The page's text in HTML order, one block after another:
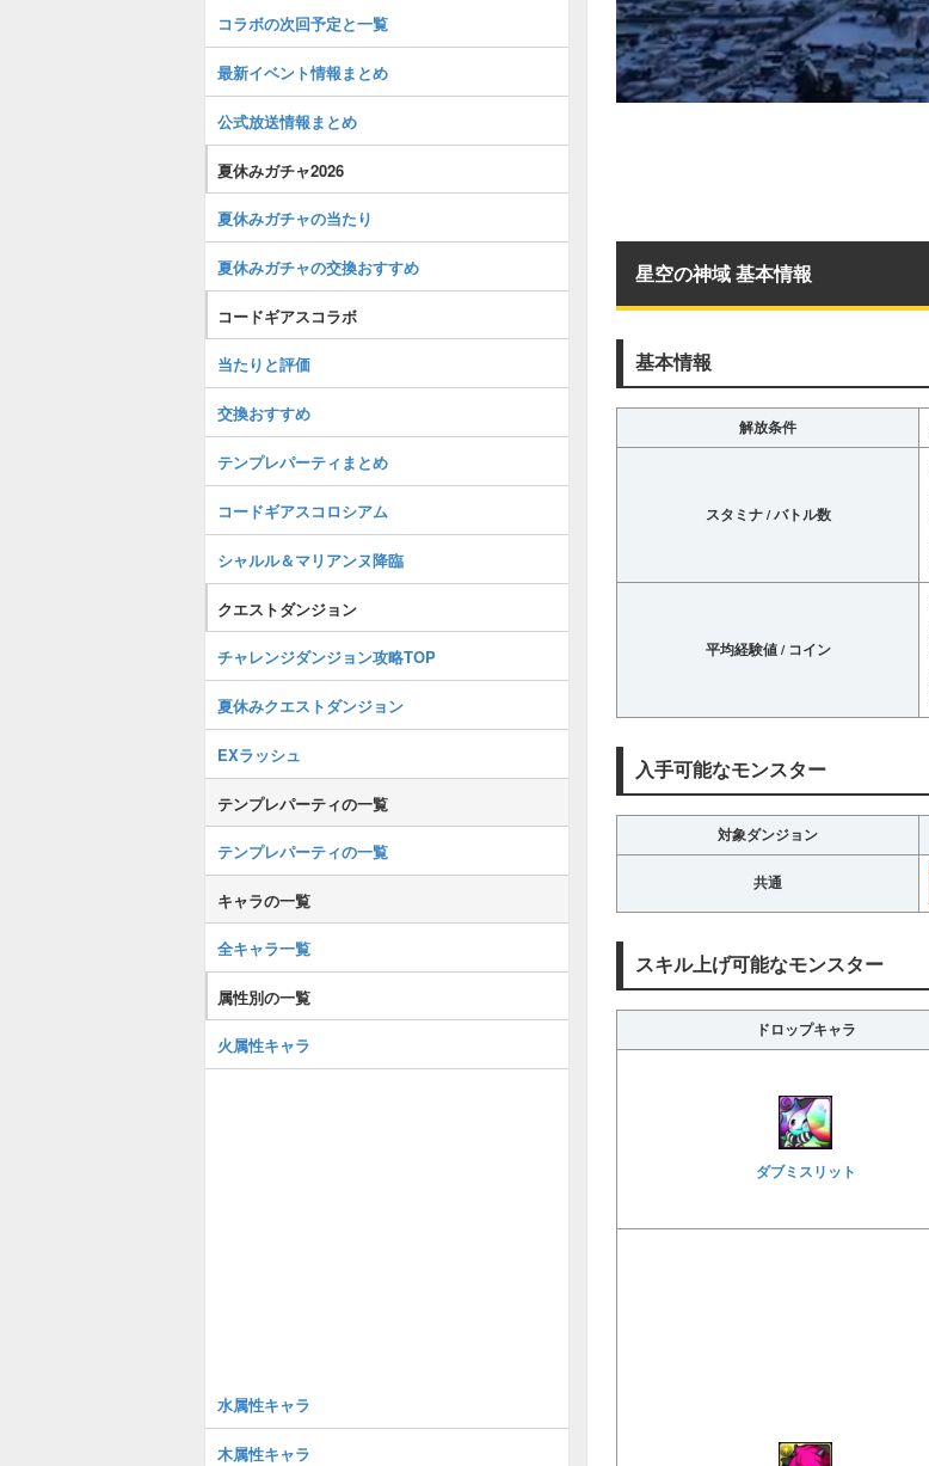
星空の神域 基本情報
基本情報
解放条件
スタミナ / バトル数
平均経験値 / コイン
入手可能なモンスター
対象ダンジョン
共通
スキル上げ可能なモンスター
ドロップキャラ
ダブミスリット
コラボの次回予定と一覧
最新イベント情報まとめ
公式放送情報まとめ
夏休みガチャ2026
夏休みガチャの当たり
夏休みガチャの交換おすすめ
コードギアスコラボ
当たりと評価
交換おすすめ
テンプレパーティまとめ
コードギアスコロシアム
シャルル＆マリアンヌ降臨
クエストダンジョン
チャレンジダンジョン攻略TOP
夏休みクエストダンジョン
EXラッシュ
テンプレパーティの一覧
テンプレパーティの一覧
キャラの一覧
全キャラ一覧
属性別の一覧
火属性キャラ
水属性キャラ
木属性キャラ